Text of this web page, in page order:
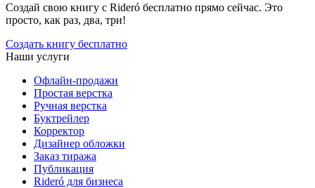
Создай свою книгу с Rideró бесплатно прямо сейчас. Это
просто, как раз, два, три!
Создать книгу бесплатно
Наши услуги
Офлайн-продажи
Простая верстка
Ручная верстка
Буктрейлер
Корректор
Дизайнер обложки
Заказ тиража
Публикация
Rideró для бизнеса